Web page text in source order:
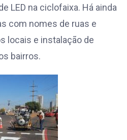
LED na ciclofaixa. Há ainda
com nomes de ruas e
locais e instalação de
bairros.